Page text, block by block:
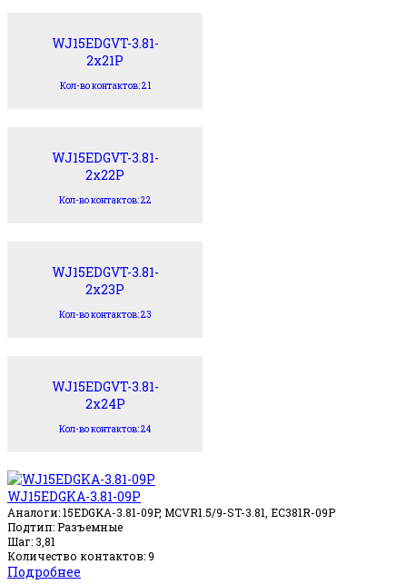
WJ15EDGVT-3.81-
2x21P
Кол-во контактов: 21
WJ15EDGVT-3.81-
2x22P
Кол-во контактов: 22
WJ15EDGVT-3.81-
2x23P
Кол-во контактов: 23
WJ15EDGVT-3.81-
2x24P
Кол-во контактов: 24
WJ15EDGKA-3.81-09P
Аналоги: 15EDGKA-3.81-09P, MCVR1.5/9-ST-3.81, EC381R-09P
Подтип: Разъемные
Шаг: 3,81
Количество контактов: 9
Подробнее